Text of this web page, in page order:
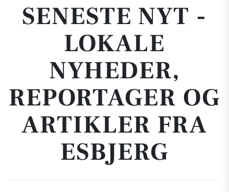
SENESTE NYT -
LOKALE
NYHEDER,
REPORTAGER OG
ARTIKLER FRA
ESBJERG